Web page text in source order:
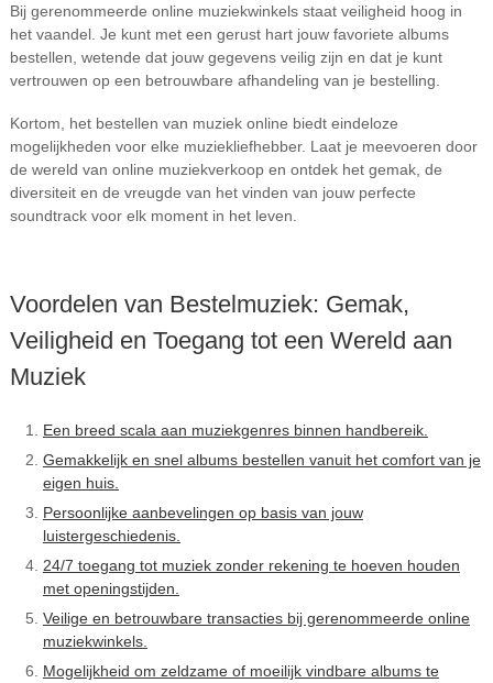
Bij gerenommeerde online muziekwinkels staat veiligheid hoog in
het vaandel. Je kunt met een gerust hart jouw favoriete albums
bestellen, wetende dat jouw gegevens veilig zijn en dat je kunt
vertrouwen op een betrouwbare afhandeling van je bestelling.
Kortom, het bestellen van muziek online biedt eindeloze
mogelijkheden voor elke muziekliefhebber. Laat je meevoeren door
de wereld van online muziekverkoop en ontdek het gemak, de
diversiteit en de vreugde van het vinden van jouw perfecte
soundtrack voor elk moment in het leven.
Voordelen van Bestelmuziek: Gemak,
Veiligheid en Toegang tot een Wereld aan
Muziek
Een breed scala aan muziekgenres binnen handbereik.
Gemakkelijk en snel albums bestellen vanuit het comfort van je
eigen huis.
Persoonlijke aanbevelingen op basis van jouw
luistergeschiedenis.
24/7 toegang tot muziek zonder rekening te hoeven houden
met openingstijden.
Veilige en betrouwbare transacties bij gerenommeerde online
muziekwinkels.
Mogelijkheid om zeldzame of moeilijk vindbare albums te